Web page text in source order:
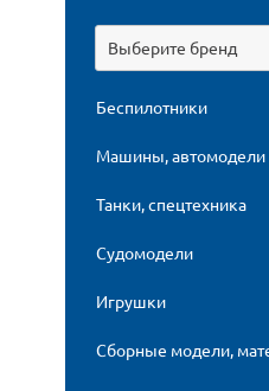
Выберите бренд
Беспилотники
Машины, автомодели
Танки, спецтехника
Судомодели
Игрушки
Сборные модели,